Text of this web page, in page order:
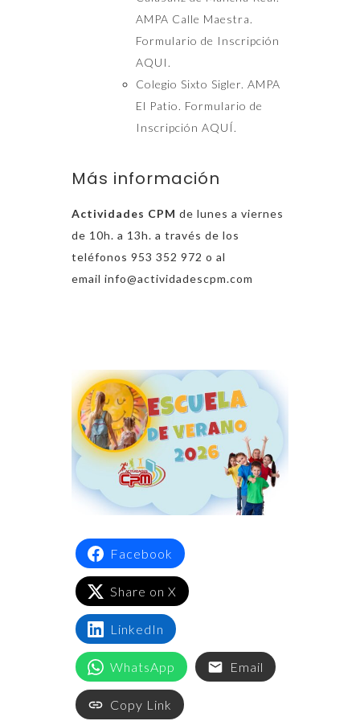
AMPA Calle Maestra.
Formulario de Inscripción
AQUI .
Colegio Sixto Sigler. AMPA
El Patio. Formulario de
Inscripción AQUÍ.
Más información
Actividades CPM de lunes a viernes
de 10h. a 13h. a través de los
teléfonos 953 352 972 o al
email info@actividadescpm.com
Facebook
Share on X
LinkedIn
WhatsApp Email
Copy Link